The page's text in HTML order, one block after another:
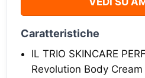
Caratteristiche
IL TRIO SKINCARE
Revolution Body